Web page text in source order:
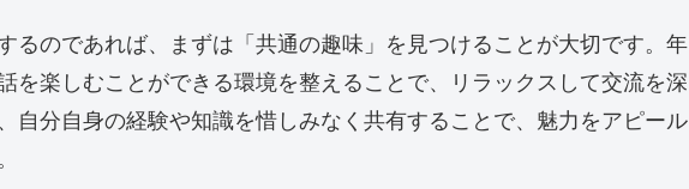
るのであれば、まずは「共通の趣味」を見つけることが大切です。年
を楽しむことができる環境を整えることで、リラックスして交流を深
自分自身の経験や知識を惜しみなく共有することで、魅力をアピール